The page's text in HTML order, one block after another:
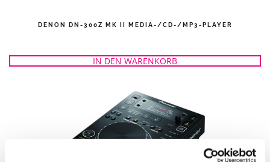
DENON DN-300Z MK II MEDIA-/CD-/MP3-PLAYER
IN DEN WARENKORB